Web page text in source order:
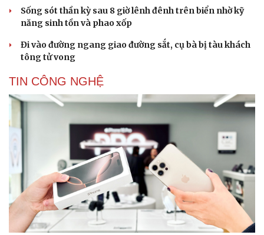
Sống sót thần kỳ sau 8 giờ lênh đênh trên biển nhờ kỹ
năng sinh tồn và phao xốp
Đi vào đường ngang giao đường sắt, cụ bà bị tàu khách
tông tử vong
TIN CÔNG NGHỆ